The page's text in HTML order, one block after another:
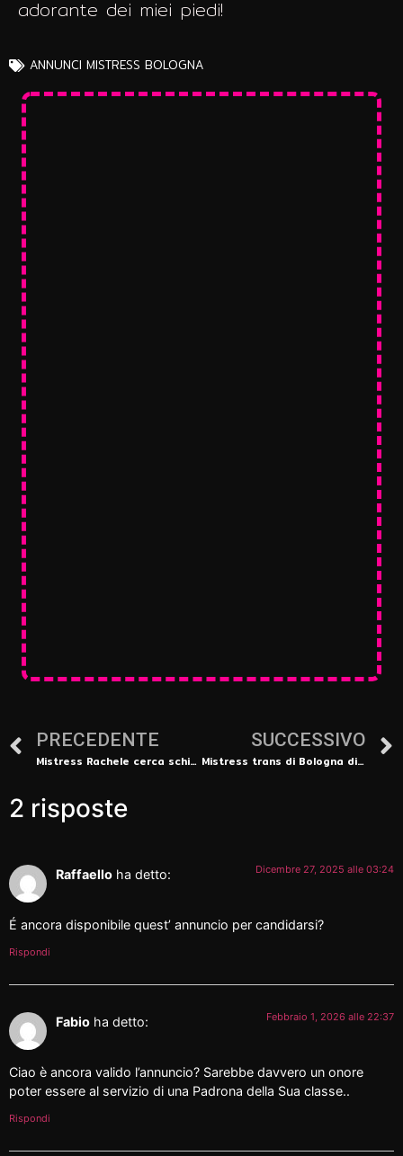
adorante dei miei piedi!
ANNUNCI MISTRESS BOLOGNA
PRECEDENTE
Mistress Rachele cerca schiavo da umiliare a Bologna
SUCCESSIVO
Mistress trans di Bologna disponibile per incontri trasgressivi
2 risposte
Raffaello ha detto: Dicembre 27, 2025 alle 03:24
É ancora disponibile quest’ annuncio per candidarsi?
Rispondi
Fabio ha detto: Febbraio 1, 2026 alle 22:37
Ciao è ancora valido l’annuncio? Sarebbe davvero un onore
poter essere al servizio di una Padrona della Sua classe..
Rispondi